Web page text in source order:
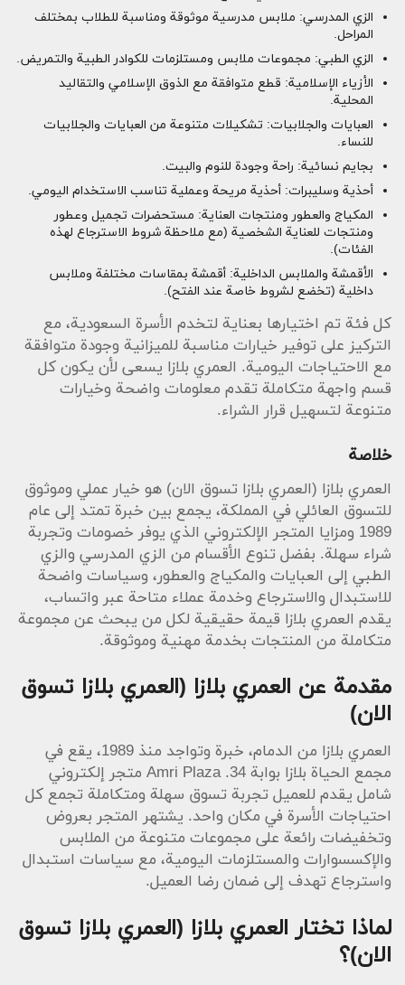
الزي المدرسي: ملابس مدرسية موثوقة ومناسبة للطلاب بمختلف
المراحل.
الزي الطبي: مجموعات ملابس ومستلزمات للكوادر الطبية والتمريض.
الأزياء الإسلامية: قطع متوافقة مع الذوق الإسلامي والتقاليد
المحلية.
العبايات والجلابيات: تشكيلات متنوعة من العبايات والجلابيات
للنساء.
بجايم نسائية: راحة وجودة للنوم والبيت.
أحذية وسليبرات: أحذية مريحة وعملية تناسب الاستخدام اليومي.
المكياج والعطور ومنتجات العناية: مستحضرات تجميل وعطور
ومنتجات للعناية الشخصية (مع ملاحظة شروط الاسترجاع لهذه
الفئات).
الأقمشة والملابس الداخلية: أقمشة بمقاسات مختلفة وملابس
داخلية (تخضع لشروط خاصة عند الفتح).
كل فئة تم اختيارها بعناية لتخدم الأسرة السعودية، مع
التركيز على توفير خيارات مناسبة للميزانية وجودة متوافقة
مع الاحتياجات اليومية. العمري بلازا يسعى لأن يكون كل
قسم واجهة متكاملة تقدم معلومات واضحة وخيارات
متنوعة لتسهيل قرار الشراء.
خلاصة
العمري بلازا (العمري بلازا تسوق الان) هو خيار عملي وموثوق
للتسوق العائلي في المملكة، يجمع بين خبرة تمتد إلى عام
1989 ومزايا المتجر الإلكتروني الذي يوفر خصومات وتجربة
شراء سهلة. بفضل تنوع الأقسام من الزي المدرسي والزي
الطبي إلى العبايات والمكياج والعطور، وسياسات واضحة
للاستبدال والاسترجاع وخدمة عملاء متاحة عبر واتساب،
يقدم العمري بلازا قيمة حقيقية لكل من يبحث عن مجموعة
متكاملة من المنتجات بخدمة مهنية وموثوقة.
مقدمة عن العمري بلازا (العمري بلازا تسوق
الان)
العمري بلازا من الدمام، خبرة وتواجد منذ 1989، يقع في
مجمع الحياة بلازا بوابة 34. Amri Plaza متجر إلكتروني
شامل يقدم للعميل تجربة تسوق سهلة ومتكاملة تجمع كل
احتياجات الأسرة في مكان واحد. يشتهر المتجر بعروض
وتخفيضات رائعة على مجموعات متنوعة من الملابس
والإكسسوارات والمستلزمات اليومية، مع سياسات استبدال
واسترجاع تهدف إلى ضمان رضا العميل.
لماذا تختار العمري بلازا (العمري بلازا تسوق
الان)؟